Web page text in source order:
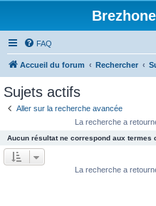
FAQ
Accueil du forum Rechercher
Sujets actifs
Aller sur la recherche avancée
La recherche a
Aucun résultat ne correspond aux termes
La recherche a